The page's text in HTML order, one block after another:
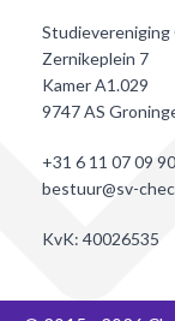
Studievereniging
Zernikeplein 7
Kamer A1.029
9747 AS
+31 6 11 07 09 90
bestuur@sv-
KvK: 40026535